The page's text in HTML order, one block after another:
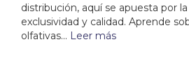
distribución, aquí se apuesta por
exclusividad y calidad. Aprende
olfativas... Leer más